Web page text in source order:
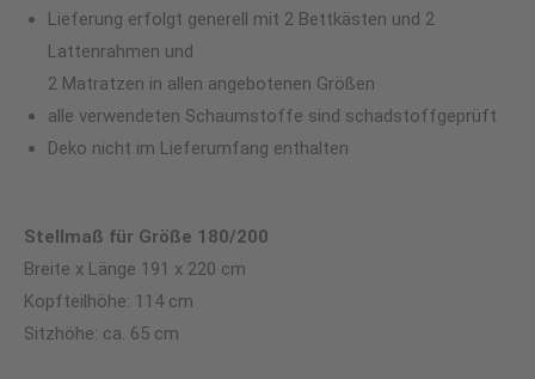
Lieferung erfolgt generell mit 2 Bettkästen und 2
Lattenrahmen und
2 Matratzen in allen angebotenen Größen
alle verwendeten Schaumstoffe sind schadstoffgeprüft
Deko nicht im Lieferumfang enthalten
Stellmaß für Größe 180/200
Breite x Länge 191 x 220 cm
Kopfteilhöhe: 114 cm
Sitzhöhe: ca. 65 cm